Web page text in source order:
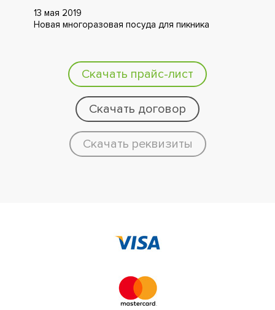
13 мая 2019
Новая многоразовая посуда для пикника
Скачать прайс-лист
Скачать договор
Скачать реквизиты